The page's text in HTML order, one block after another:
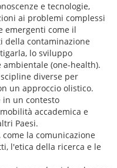
e tecnologie,
ai problemi complessi
emergenti come il
della contaminazione
lo sviluppo
(one-health).
diverse per
un approccio olistico.
in un contesto
accademica e
Paesi.
la comunicazione
l'etica della ricerca e le